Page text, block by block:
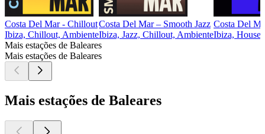
Costa Del Mar - Chillout
Ibiza, Chillout, Ambiente
Costa Del Mar – Smooth Jazz
Ibiza, Jazz, Chillout, Ambiente
Costa Del
Ibiza,
Mais estações de Baleares
Mais estações de Baleares
Mais estações de Baleares